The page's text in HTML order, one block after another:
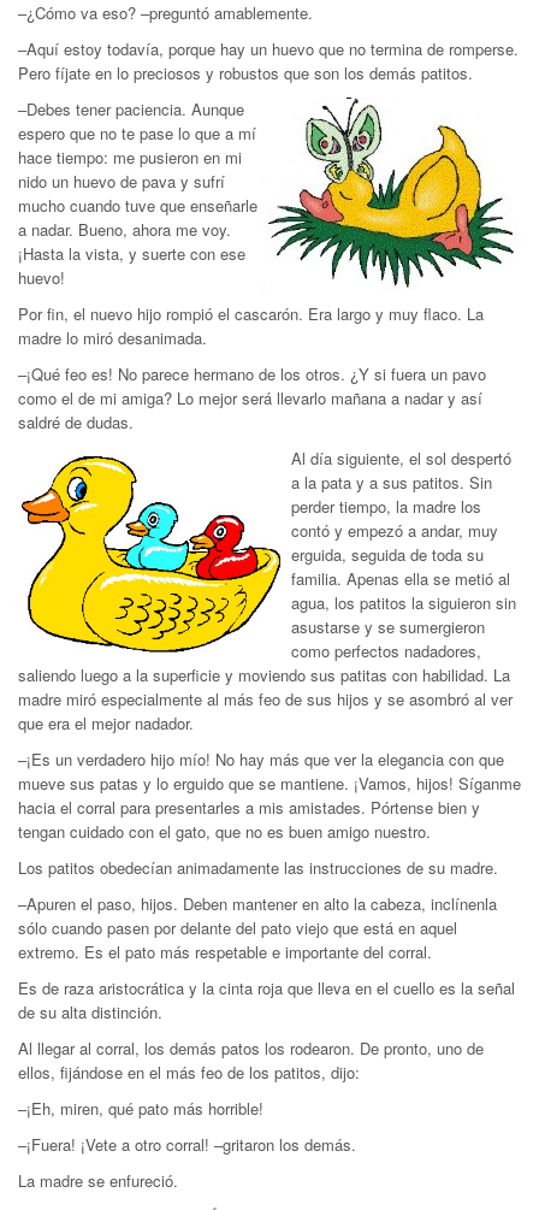
–¿Cómo va eso? –preguntó amablemente.
–Aquí estoy todavía, porque hay un huevo que no termina de romperse.
Pero fíjate en lo preciosos y robustos que son los demás patitos.
–Debes tener paciencia. Aunque
espero que no te pase lo que a mí
hace tiempo: me pusieron en mi
nido un huevo de pava y sufrí
mucho cuando tuve que enseñarle
a nadar. Bueno, ahora me voy.
¡Hasta la vista, y suerte con ese
huevo!
Por fin, el nuevo hijo rompió el cascarón. Era largo y muy flaco. La
madre lo miró desanimada.
–¡Qué feo es! No parece hermano de los otros. ¿Y si fuera un pavo
como el de mi amiga? Lo mejor será llevarlo mañana a nadar y así
saldré de dudas.
Al día siguiente, el sol despertó
a la pata y a sus patitos. Sin
perder tiempo, la madre los
contó y empezó a andar, muy
erguida, seguida de toda su
familia. Apenas ella se metió al
agua, los patitos la siguieron sin
asustarse y se sumergieron
como perfectos nadadores,
saliendo luego a la superficie y moviendo sus patitas con habilidad. La
madre miró especialmente al más feo de sus hijos y se asombró al ver
que era el mejor nadador.
–¡Es un verdadero hijo mío! No hay más que ver la elegancia con que
mueve sus patas y lo erguido que se mantiene. ¡Vamos, hijos! Síganme
hacia el corral para presentarles a mis amistades. Pórtense bien y
tengan cuidado con el gato, que no es buen amigo nuestro.
Los patitos obedecían animadamente las instrucciones de su madre.
–Apuren el paso, hijos. Deben mantener en alto la cabeza, inclínenla
sólo cuando pasen por delante del pato viejo que está en aquel
extremo. Es el pato más respetable e importante del corral.
Es de raza aristocrática y la cinta roja que lleva en el cuello es la señal
de su alta distinción.
Al llegar al corral, los demás patos los rodearon. De pronto, uno de
ellos, fijándose en el más feo de los patitos, dijo:
–¡Eh, miren, qué pato más horrible!
–¡Fuera! ¡Vete a otro corral! –gritaron los demás.
La madre se enfureció.